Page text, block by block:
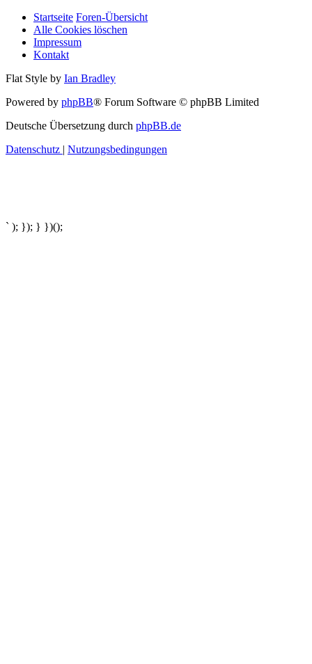
Startseite Foren-Übersicht
Alle Cookies löschen
Impressum
Kontakt
Flat Style by Ian Bradley
Powered by phpBB® Forum Software © phpBB Limited
Deutsche Übersetzung durch phpBB.de
Datenschutz | Nutzungsbedingungen
` ); }); } })();